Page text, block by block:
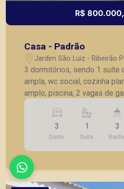
R$
Casa - Padrão
Jardim São Luiz - Ribeirão
3 dormitórios, sendo 1 suíte
ampla, wc social, cozinha planejada, AS, quintal
amplo, piscina, 2 vagas de
3
Dorm.
1
Suite
3